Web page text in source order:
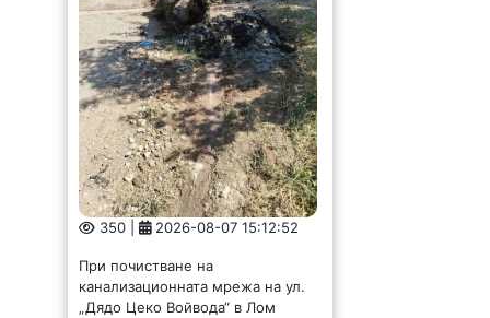
350 | 2026-08-07 15:12:52
При почистване на
канализационната мрежа на ул.
„Дядо Цеко Войвода“ в Лом